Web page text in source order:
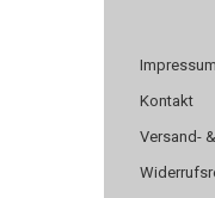
Impressum
Kontakt
Versand-